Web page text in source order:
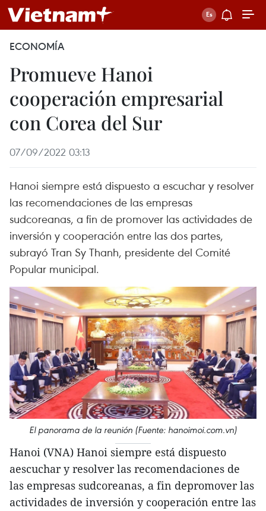
ECONOMÍA
Promueve Hanoi
cooperación empresarial
con Corea del Sur
07/09/2022 03:13
Hanoi siempre está dispuesto a escuchar y resolver
las recomendaciones de las empresas
sudcoreanas, a fin de promover las actividades de
inversión y cooperación entre las dos partes,
subrayó Tran Sy Thanh, presidente del Comité
Popular municipal.
El panorama de la reunión (Fuente: hanoimoi.com.vn)
Hanoi (VNA) Hanoi siempre está dispuesto
aescuchar y resolver las recomendaciones de
las empresas sudcoreanas, a fin depromover las
actividades de inversión y cooperación entre las